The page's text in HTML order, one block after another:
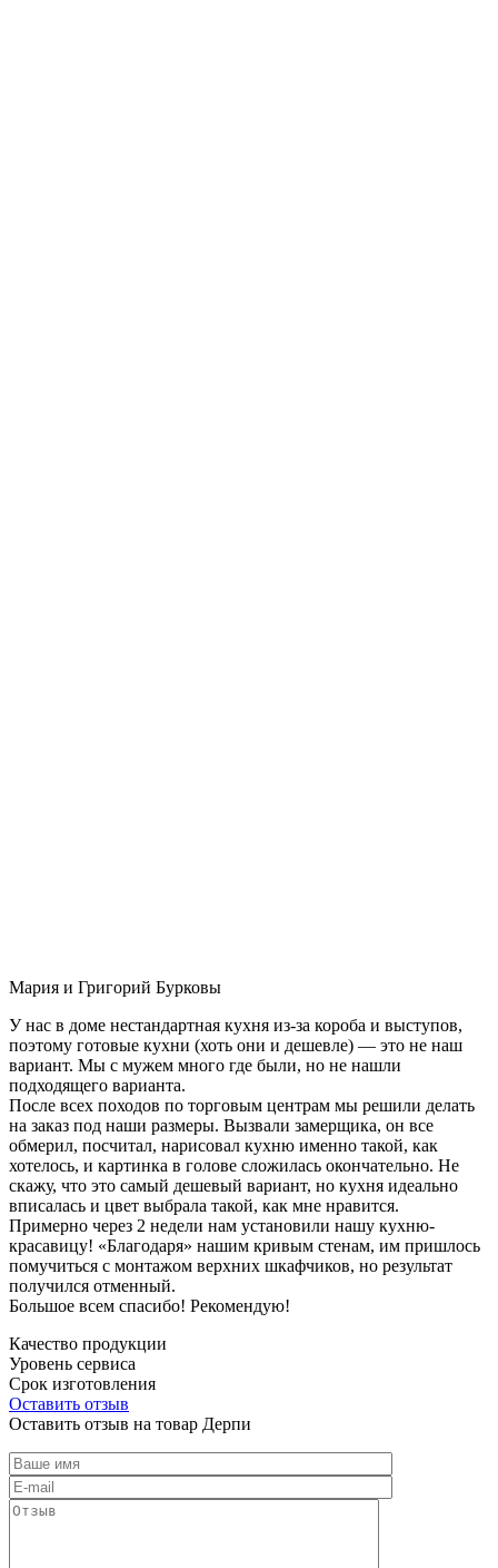
Мария и Григорий Бурковы
У нас в доме нестандартная кухня из-за короба и выступов,
поэтому готовые кухни (хоть они и дешевле) — это не наш
вариант. Мы с мужем много где были, но не нашли
подходящего варианта.
После всех походов по торговым центрам мы решили делать
на заказ под наши размеры. Вызвали замерщика, он все
обмерил, посчитал, нарисовал кухню именно такой, как
хотелось, и картинка в голове сложилась окончательно. Не
скажу, что это самый дешевый вариант, но кухня идеально
вписалась и цвет выбрала такой, как мне нравится.
Примерно через 2 недели нам установили нашу кухню-
красавицу! «Благодаря» нашим кривым стенам, им пришлось
помучиться с монтажом верхних шкафчиков, но результат
получился отменный.
Большое всем спасибо! Рекомендую!
Качество продукции
Уровень сервиса
Срок изготовления
Оставить отзыв
Оставить отзыв на товар Дерпи